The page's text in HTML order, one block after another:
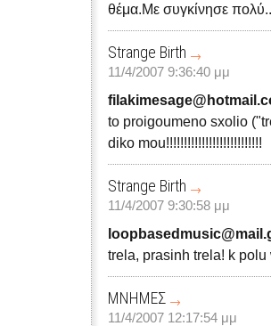
θέμα.Με συγκίνησε
Strange Birth
11/4/2007 9:36:40 μμ
to proigoumeno sxolio
diko mou!!!!!!!!!!!!!!!!!!!!!!!!!!!
Strange Birth
11/4/2007 9:30:58 μμ
trela, prasinh trela! k
ΜΝΗΜΕΣ
11/4/2007 12:17:54 μμ